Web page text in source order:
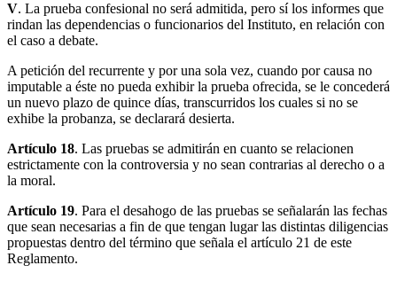
V. La prueba confesional no será admitida, pero sí los informes que
rindan las dependencias o funcionarios del Instituto, en relación con
el caso a debate.
A petición del recurrente y por una sola vez, cuando por causa no
imputable a éste no pueda exhibir la prueba ofrecida, se le concederá
un nuevo plazo de quince días, transcurridos los cuales si no se
exhibe la probanza, se declarará desierta.
Artículo 18. Las pruebas se admitirán en cuanto se relacionen
estrictamente con la controversia y no sean contrarias al derecho o a
la moral.
Artículo 19. Para el desahogo de las pruebas se señalarán las fechas
que sean necesarias a fin de que tengan lugar las distintas diligencias
propuestas dentro del término que señala el artículo 21 de este
Reglamento.